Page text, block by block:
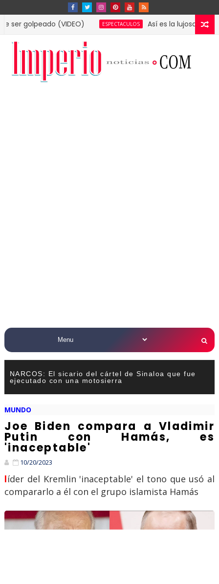
(VIDEO) ESPECTACULOS Así es la lujosa mansión que
NARCOS: El sicario del cártel de Sinaloa que fue
ejecutado con una motosierra
MUNDO
Joe Biden compara a Vladimir
Putin con Hamás, es
'inaceptable'
10/20/2023
líder del Kremlin 'inaceptable' el tono que usó al
compararlo a él con el grupo islamista Hamás